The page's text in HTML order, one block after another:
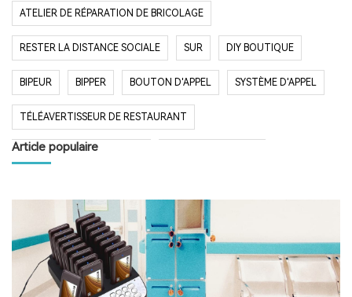
ATELIER DE RÉPARATION DE BRICOLAGE
RESTER LA DISTANCE SOCIALE SUR DIY BOUTIQUE
BIPEUR BIPPER BOUTON D'APPEL SYSTÈME D'APPEL
TÉLÉAVERTISSEUR DE RESTAURANT
SYSTÈME D'APPEL SANS FIL
LONGUE PORTÉE SYSTÈME LONG TEMPS EN VEILLE
RESTAURANT HÔPITAL RADIO RADIO PORTABLE
FM AM RADIO RADIO DE POCHE RADIO DE DOUCHE
Article populaire